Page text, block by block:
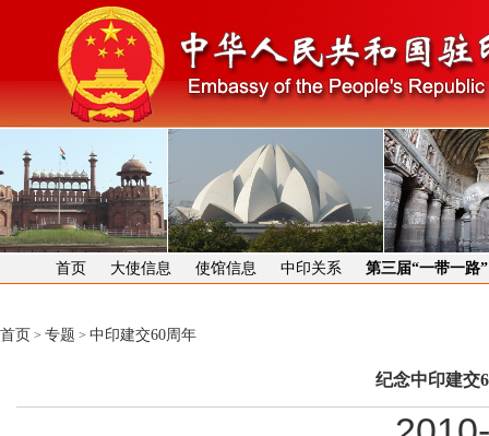
首页 大使信息 使馆信息 中印关系 第三届“一带一路
首页 > 专题 > 中印建交60周年
纪念中印建交